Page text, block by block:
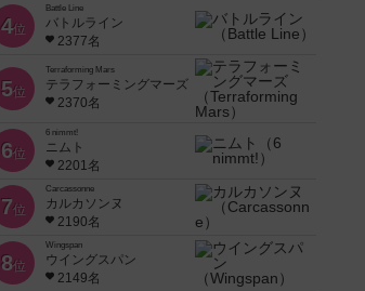
4位
Battle Line
バトルライン
2377名
5位
Terraforming Mars
テラフォーミングマーズ
2370名
6位
6 nimmt!
ニムト
2201名
7位
Carcassonne
カルカソンヌ
2190名
8位
Wingspan
ウイングスパン
2149名